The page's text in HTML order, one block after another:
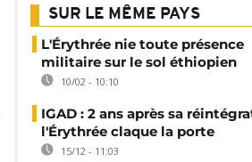
SUR LE MÊME PAYS
L'Érythrée nie toute présence
militaire sur le sol éthiopien
10/02 - 10:10
IGAD : 2 ans après sa
l'Érythrée claque la porte
15/12 - 11:03